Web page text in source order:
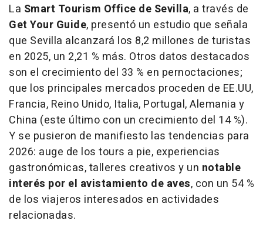
La Smart Tourism Office de Sevilla, a través de
Get Your Guide, presentó un estudio que señala
que Sevilla alcanzará los 8,2 millones de turistas
en 2025, un 2,21 % más. Otros datos destacados
son el crecimiento del 33 % en pernoctaciones;
que los principales mercados proceden de EE.UU,
Francia, Reino Unido, Italia, Portugal, Alemania y
China (este último con un crecimiento del 14 %).
Y se pusieron de manifiesto las tendencias para
2026: auge de los tours a pie, experiencias
gastronómicas, talleres creativos y un notable
interés por el avistamiento de aves, con un 54 %
de los viajeros interesados en actividades
relacionadas.